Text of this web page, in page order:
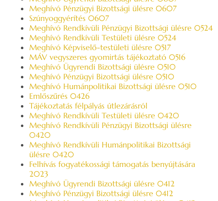
Meghívó Pénzügyi Bizottsági ülésre 0607
Szúnyoggyérítés 0607
Meghívó Rendkívüli Pénzügyi Bizottsági ülésre 0524
Meghívó Rendkívüli Testületi ülésre 0524
Meghívó Képviselő-testületi ülésre 0517
MÁV vegyszeres gyomirtás tájékoztató 0516
Meghívó Ügyrendi Bizottsági ülésre 0510
Meghívó Pénzügyi Bizottsági ülésre 0510
Meghívó Humánpolitikai Bizottsági ülésre 0510
Emlőszűrés 0426
Tájékoztatás félpályás útlezárásról
Meghívó Rendkívüli Testületi ülésre 0420
Meghívó Rendkívüli Pénzügyi Bizottsági ülésre
0420
Meghívó Rendkívüli Humánpolitikai Bizottsági
ülésre 0420
Felhívás fogyatékossági támogatás benyújtására
2023
Meghívó Ügyrendi Bizottsági ülésre 0412
Meghívó Pénzügyi Bizottsági ülésre 0412